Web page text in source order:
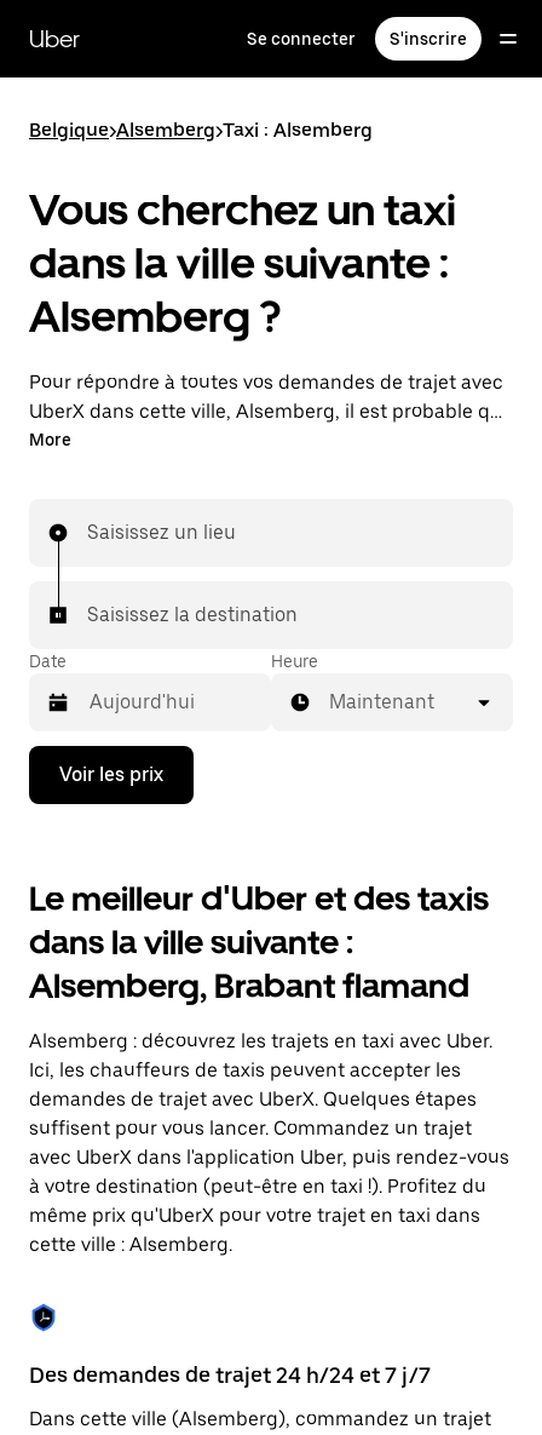
contenu
principal
Uber Se connecter S'inscrire
Belgique>Alsemberg>Taxi : Alsemberg
Vous cherchez un taxi
dans la ville suivante :
Alsemberg ?
Pour répondre à toutes vos demandes de trajet avec
UberX dans cette ville, Alsemberg, il est probable que
nous vous mettions en relation avec un chauffeur de
même disponibilité (24 h/24 et 7/j) qu'avec UberX.
More
Saisissez un lieu
Saisissez la destination
Date
Appuyez
la
bas
pour
ouvrir
le
calendrier
et
une
date.
Appuyez
sur
la
touche
Échap
pour
fermer
le
Heure
Maintenant
Voir les prix
Le meilleur d'Uber et des taxis
dans la ville suivante :
Alsemberg, Brabant flamand
Alsemberg : découvrez les trajets en taxi avec Uber.
Ici, les chauffeurs de taxis peuvent accepter les
demandes de trajet avec UberX. Quelques étapes
suffisent pour vous lancer. Commandez un trajet
avec UberX dans l'application Uber, puis rendez-vous
à votre destination (peut-être en taxi !). Profitez du
même prix qu'UberX pour votre trajet en taxi dans
cette ville : Alsemberg.
Des demandes de trajet 24 h/24 et 7 j/7
Dans cette ville (Alsemberg), commandez un trajet